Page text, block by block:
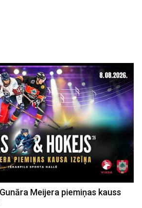
Meijera piemiņas kauss